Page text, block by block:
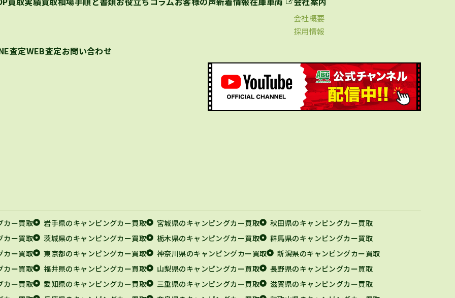
会社概要
採用情報
査定WEB査定お問い合わせ
カー買取 岩手県のキャンピングカー買取 宮城県のキャンピングカー買取
秋田県のキャンピングカー買取
カー買取
茨城県のキャンピングカー買取 栃木県のキャンピングカー買取
群馬県のキャンピングカー買取
カー買取
東京都のキャンピングカー買取 神奈川県のキャンピングカー買取
新潟県のキャンピングカー買取
カー買取
福井県のキャンピングカー買取 山梨県のキャンピングカー買取
長野県のキャンピングカー買取
カー買取
愛知県のキャンピングカー買取 三重県のキャンピングカー買取
滋賀県のキャンピングカー買取